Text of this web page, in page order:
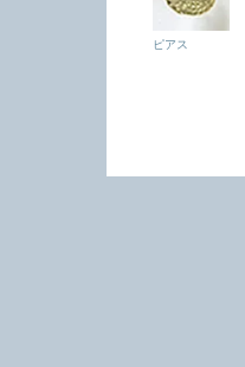
ピアス